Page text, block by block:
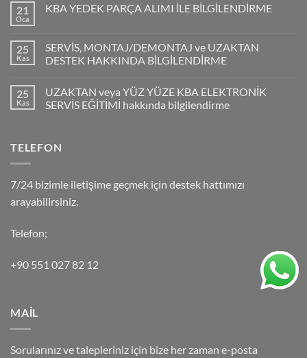
21
Oca
KBA YEDEK PARÇA ALIMI İLE BİLGİLENDİRME
25
Kas
SERVİS, MONTAJ/DEMONTAJ ve UZAKTAN
DESTEK HAKKINDA BİLGİLENDİRME
25
Kas
UZAKTAN veya YÜZ YÜZE KBA ELEKTRONİK
SERVİS EĞİTİMİ hakkında bilgilendirme
TELEFON
7/24 bizimle iletişime geçmek için destek hattımızı
arayabilirsiniz.
Telefon;
+90 551 027 82 12
MAİL
Sorularınız ve talepleriniz için bize her zaman e-posta